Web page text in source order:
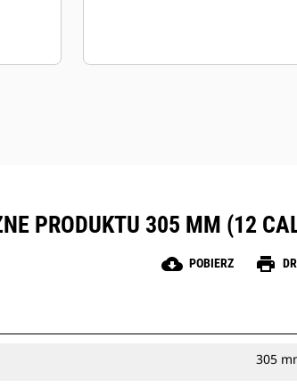
PRODUKTU 305 MM (12
cloud_download POBIERZ print
305